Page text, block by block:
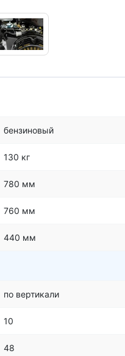
бензиновый
130 кг
780 мм
760 мм
440 мм
по вертикали
10
48